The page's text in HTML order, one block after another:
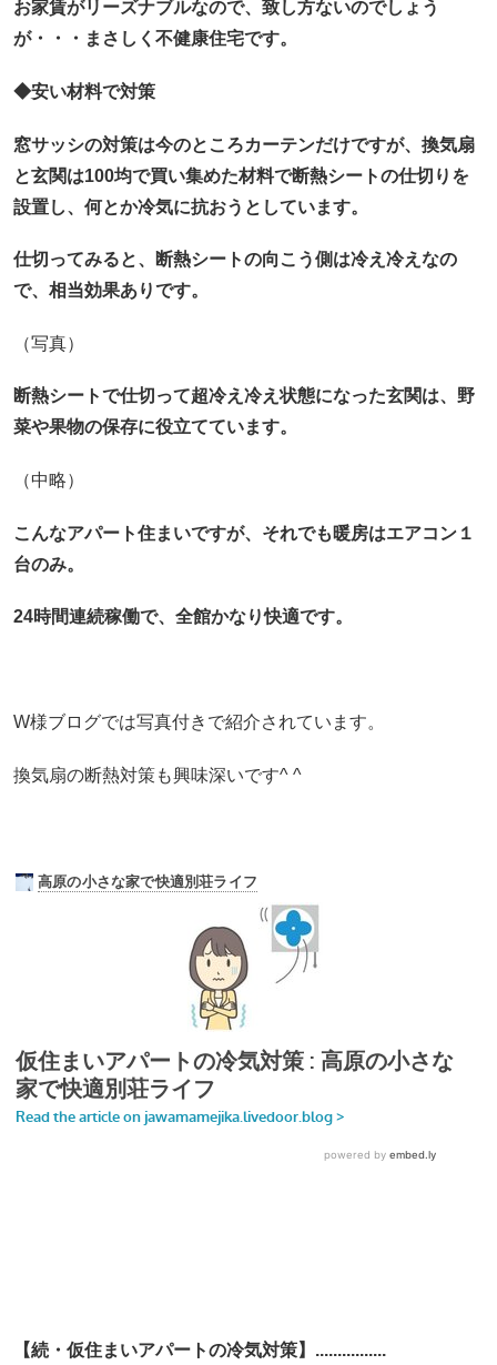
お家賃がリーズナブルなので、致し方ないのでしょう
が・・・まさしく不健康住宅です。
◆安い材料で対策
窓サッシの対策は今のところカーテンだけですが、換気扇
と玄関は100均で買い集めた材料で断熱シートの仕切りを
設置し、何とか冷気に抗おうとしています。
仕切ってみると、断熱シートの向こう側は冷え冷えなの
で、相当効果ありです。
（写真）
断熱シートで仕切って超冷え冷え状態になった玄関は、野
菜や果物の保存に役立てています。
（中略）
こんなアパート住まいですが、それでも暖房はエアコン１
台のみ。
24時間連続稼働で、全館かなり快適です。
W様ブログでは写真付きで紹介されています。
換気扇の断熱対策も興味深いです^ ^
【続・仮住まいアパートの冷気対策】................